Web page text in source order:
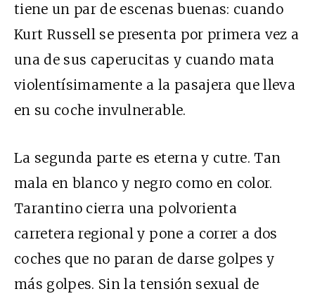
tiene un par de escenas buenas: cuando
Kurt Russell se presenta por primera vez a
una de sus caperucitas y cuando mata
violentísimamente a la pasajera que lleva
en su coche invulnerable.
La segunda parte es eterna y cutre. Tan
mala en blanco y negro como en color.
Tarantino cierra una polvorienta
carretera regional y pone a correr a dos
coches que no paran de darse golpes y
más golpes. Sin la tensión sexual de